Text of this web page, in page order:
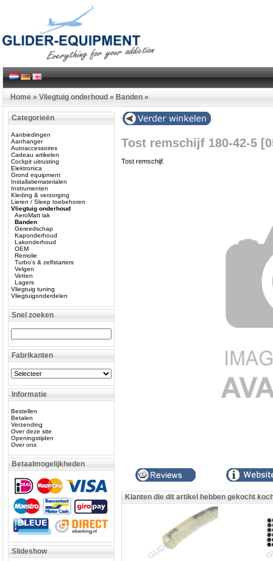
Home » Vliegtuig onderhoud » Banden »
Categorieën
Aanbiedingen
Aanhanger
Autoaccessoires
Cadeau artikelen
Cockpit uitrusting
Elektronica
Grond equipment
Installatiematerialen
Instrumenten
Kleding & verzorging
Lieren / Sleep toebehoren
Vliegtuig onderhoud
AeroMatt lak
Banden
Gereedschap
Kaponderhoud
Lakonderhoud
OEM
Remolie
Turbo's & zelfstarters
Velgen
Vetten
Lagers
Vliegtuig tuning
Vliegtuigonderdelen
Snel zoeken
Fabrikanten
Informatie
Bestellen
Betalen
Verzending
Over deze site
Openingstijden
Over ons
Betaalmogelijkheden
Slideshow
Tost remschijf 180-42-5
Tost remschijf.
Klanten die dit artikel hebben gekocht